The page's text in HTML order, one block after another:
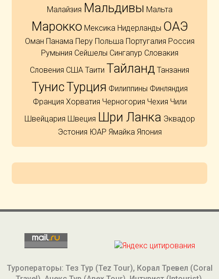
Малайзия Мальдивы Мальта
Марокко Мексика Нидерланды ОАЭ
Оман Панама Перу Польша Португалия Россия
Румыния Сейшелы Сингапур Словакия
Словения США Таити Тайланд Танзания
ТунисТурция Филиппины Финляндия
Франция Хорватия Черногория Чехия Чили
Швейцария Швеция Шри Ланка Эквадор
Эстония ЮАР Ямайка Япония
Туроператоры: Тез Тур (Tez Tour), Корал Тревел (Coral